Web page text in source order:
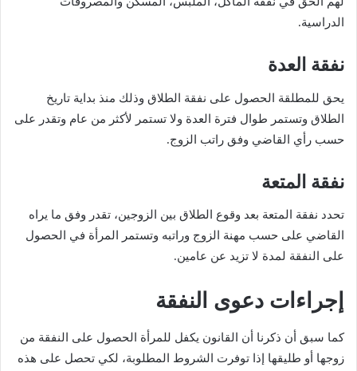
الدراسية.
نفقة العدة
يحق للمطلقة الحصول على نفقة الطلاق وذلك منذ بداية تاريخ
الطلاق وتستمر طوال فترة العدة ولا تستمر لأكثر من عام وتقدر على
حسب رأي القاضي وفق راتب الزوج.
نفقة المتعة
تحدد نفقة المتعة بعد وقوع الطلاق بين الزوجين، تقدر وفق ما يراه
القاضي على حسب مهنة الزوج وراتبه وتستمر المرأة في الحصول
على النفقة لمدة لا تزيد عن عامين.
إجراءات دعوى النفقة
كما سبق أن ذكرنا أن القانون يكفل للمرأة الحصول على النفقة من
زوجها أو طليقها إذا توفرت الشروط المطلوبة، لكي تحصل على هذه